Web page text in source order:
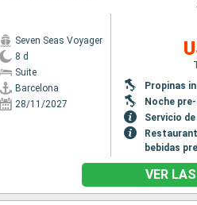
Seven Seas Voyager
8 d
Suite
Barcelona
28/11/2027
Propinas
Noche
Servicio
bebidas
VER